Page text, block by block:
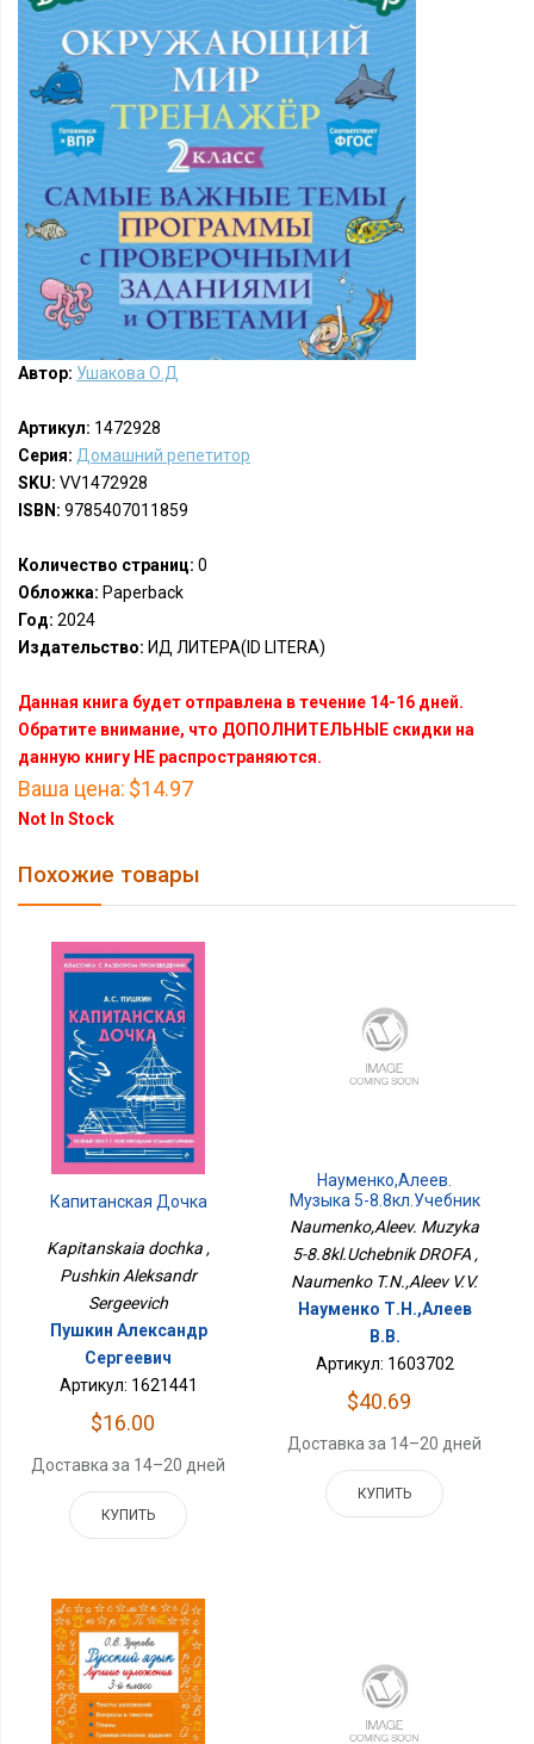
Автор: Ушакова О.Д
Артикул: 1472928
Серия: Домашний репетитор
SKU: VV1472928
ISBN: 9785407011859
Количество страниц: 0
Обложка: Paperback
Год: 2024
Издательство: ИД ЛИТЕРА(ID LITERA)
Данная книга будет отправлена в течение 14-16 дней.
Обратите внимание, что ДОПОЛНИТЕЛЬНЫЕ скидки на
данную книгу НЕ распространяются.
Ваша цена: $14.97
Not In Stock
Похожие товары
Капитанская Дочка
Kapitanskaia dochka ,
Pushkin Aleksandr
Sergeevich
Пушкин Александр
Сергеевич
Артикул: 1621441
$16.00
Доставка за 14–20 дней
КУПИТЬ
Науменко,Алеев.
Музыка 5-8.8кл.Учебник
ДРОФА
Naumenko,Aleev. Muzyka
5-8.8kl.Uchebnik DROFA ,
Naumenko T.N.,Aleev V.V.
Науменко Т.Н.,Алеев
В.В.
Артикул: 1603702
$40.69
Доставка за 14–20 дней
КУПИТЬ